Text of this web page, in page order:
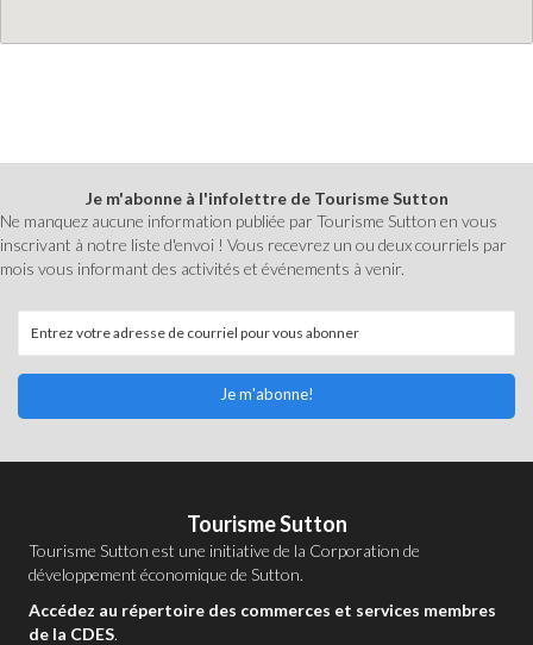
Je m'abonne à l'infolettre de Tourisme Sutton
Ne manquez aucune information publiée par Tourisme Sutton en vous
inscrivant à notre liste d'envoi ! Vous recevrez un ou deux courriels par
mois vous informant des activités et événements à venir.
Je m'abonne!
Tourisme Sutton
Tourisme Sutton est une initiative de la Corporation de
développement économique de Sutton.
Accédez au répertoire des commerces et services membres
de la CDES.